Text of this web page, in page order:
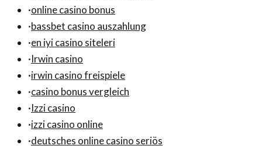
·online casino bonus
·bassbet casino auszahlung
·en iyi casino siteleri
·Irwin casino
·irwin casino freispiele
·casino bonus vergleich
·Izzi casino
·izzi casino online
·deutsches online casino seriös